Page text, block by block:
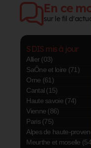
En ce
sur le fil
SDIS mis à jour
Allier (03)
SaÔne et loire (71)
Orne (61)
Cantal (15)
Haute savoie (74)
Vienne (86)
Paris (75)
Alpes de haute-
Meurthe et moselle